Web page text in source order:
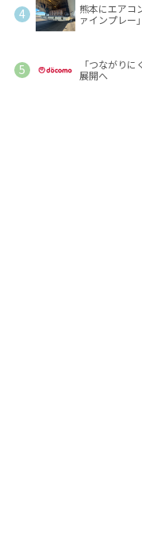
熊本にエアコ
ァインプレー」
「つながり
展開へ